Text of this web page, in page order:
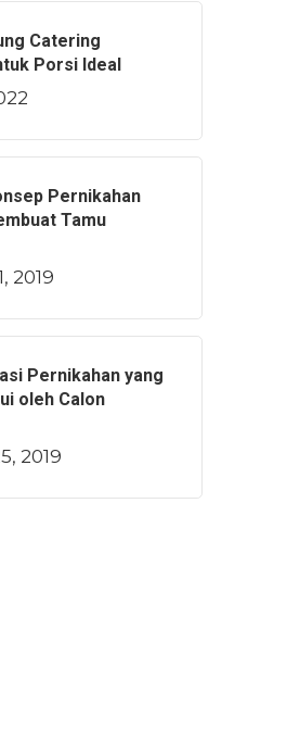
Catering
Porsi Ideal
Pernikahan
Tamu
2019
Pernikahan yang
oleh Calon
2019